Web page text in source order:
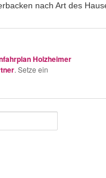
nach Art des
Holzheimer
. Setze ein